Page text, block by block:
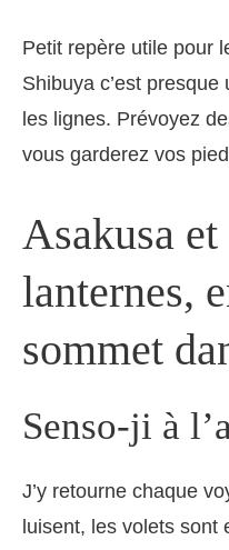
Petit repère utile pour
Shibuya c’est
les lignes. Prévoyez
vous garderez vos
Asakusa
lanternes,
sommet
Senso-ji à
J’y retourne chaque
luisent, les volets sont